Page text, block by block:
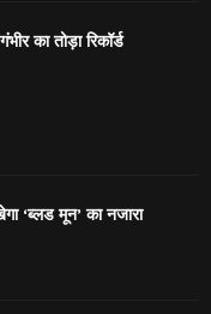
का तोड़ा रिकॉर्ड
‘ब्लड मून’ का नजारा